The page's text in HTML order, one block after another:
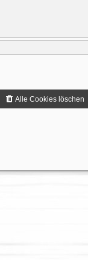
Alle Cookies löschen